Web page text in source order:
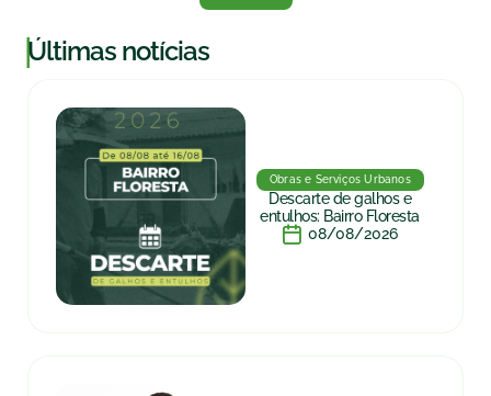
|Últimas notícias
Obras e Serviços Urbanos
Descarte de galhos e
entulhos: Bairro Floresta
08/08/2026